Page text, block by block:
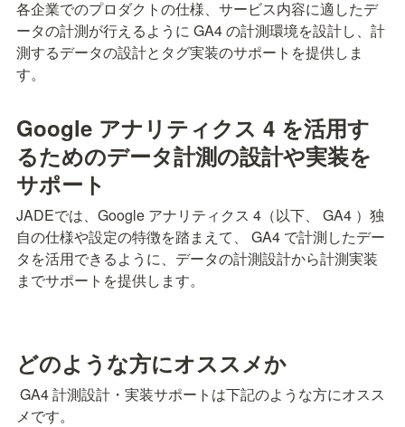
各企業でのプロダクトの仕様、サービス内容に適したデ
ータの計測が行えるように GA4 の計測環境を設計し、計
測するデータの設計とタグ実装のサポートを提供しま
す。
Google アナリティクス 4 を活用す
るためのデータ計測の設計や実装を
サポート
JADEでは、Google アナリティクス 4（以下、 GA4 ）独
自の仕様や設定の特徴を踏まえて、 GA4 で計測したデー
タを活用できるように、データの計測設計から計測実装
までサポートを提供します。
どのような方にオススメか
メです。